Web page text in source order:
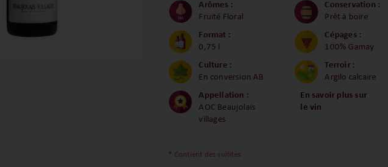
Arômes :
Fruité Floral
Conservation :
Prêt à boire
Format :
0,75 l
Cépages :
100% Gamay
Culture :
En conversion AB
Terroir :
Argilo calcaire
Appellation :
AOC Beaujolais
villages
En savoir plus sur
le vin
* Contient des sulfites